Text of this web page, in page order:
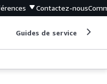
Contactez-nous
Guides de service